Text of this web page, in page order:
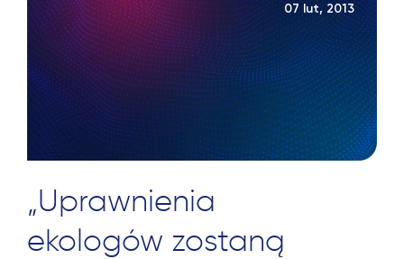
07 lut, 2013
„Uprawnienia
ekologów zostaną